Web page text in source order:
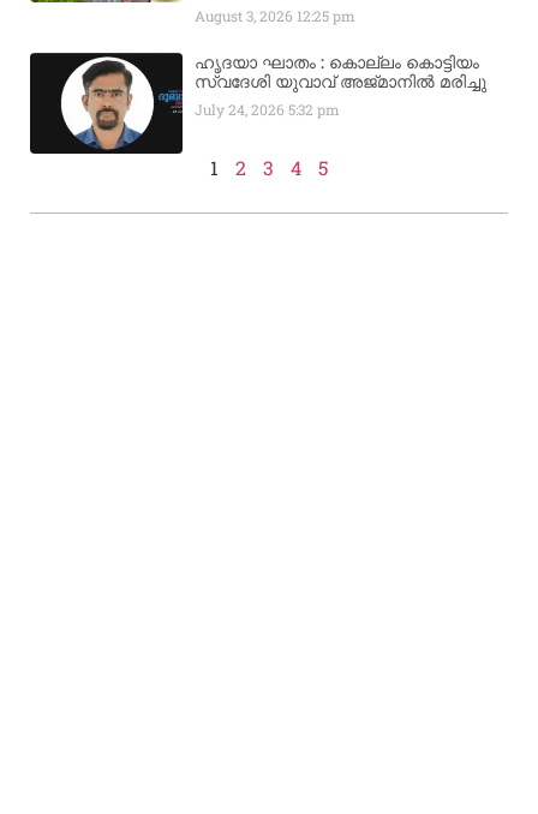
August 3, 2026 12:25 pm
ഹൃദയാ ഘാതം : കൊല്ലം കൊട്ടിയം
സ്വദേശി യുവാവ് അജ്മാനിൽ മരിച്ചു
July 24, 20265:32 pm
1 2 3 4 5